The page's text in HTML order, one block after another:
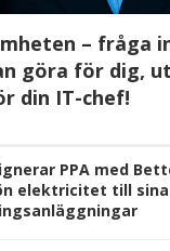
– fråga
göra för dig,
din IT-chef!
PPA med
elektricitet till sina